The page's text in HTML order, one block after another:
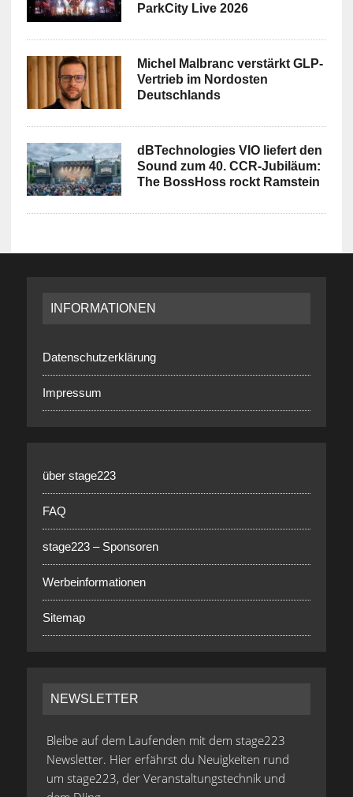
ParkCity Live 2026
Michel Malbranc verstärkt GLP-
Vertrieb im Nordosten
Deutschlands
dBTechnologies VIO liefert den
Sound zum 40. CCR-Jubiläum:
The BossHoss rockt Ramstein
INFORMATIONEN
Datenschutzerklärung
Impressum
über stage223
FAQ
stage223 – Sponsoren
Werbeinformationen
Sitemap
NEWSLETTER
Bleibe auf dem Laufenden mit dem stage223
Newsletter. Hier erfährst du Neuigkeiten rund
um stage223, der Veranstaltungstechnik und